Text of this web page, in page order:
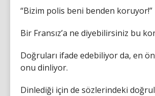
“Bizim polis beni benden koruyor!”
Bir Fransız’a ne diyebilirsiniz bu
Doğruları ifade edebiliyor da, en
onu dinliyor.
Dinlediği için de sözlerindeki